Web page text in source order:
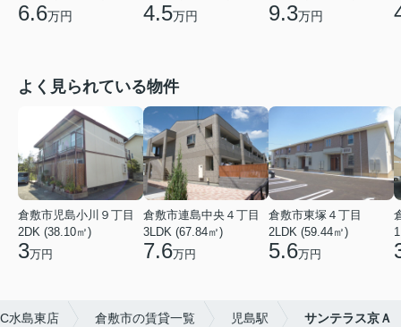
6.6万円 4.5万円 9.3万円
よく見られている物件
倉敷市児島小川９丁目
2DK (38.10㎡)
3万円
倉敷市連島中央４丁目
3LDK (67.84㎡)
7.6万円
倉敷市東塚４丁目
2LDK (59.44㎡)
5.6万円
水島東店 倉敷市の賃貸一覧 児島駅 サンテラス京Ａ